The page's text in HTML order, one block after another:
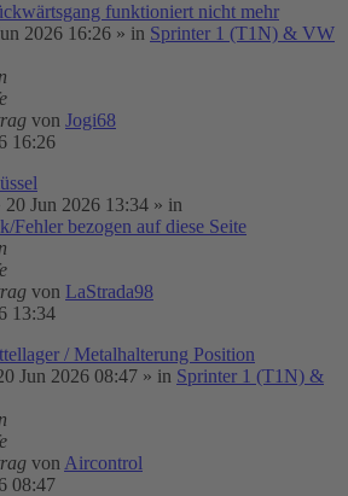
funktioniert nicht mehr
2026 16:26 » in Sprinter 1 (T1N) & VW
von Jogi68
16:26
20 Jun 2026 13:34 » in
Fehler bezogen auf diese Seite
von LaStrada98
13:34
/ Metalhalterung Position
Jun 2026 08:47 » in Sprinter 1 (T1N) &
von Aircontrol
08:47